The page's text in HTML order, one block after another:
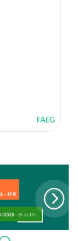
FAEG